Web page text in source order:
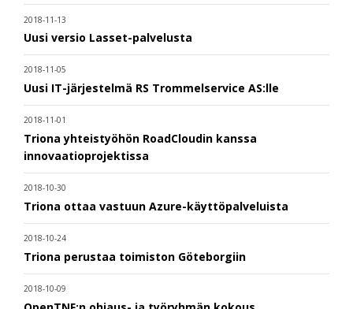
2018-11-13
Uusi versio Lasset-palvelusta
2018-11-05
Uusi IT-järjestelmä RS Trommelservice AS:lle
2018-11-01
Triona yhteistyöhön RoadCloudin kanssa
innovaatioprojektissa
2018-10-30
Triona ottaa vastuun Azure-käyttöpalveluista
2018-10-24
Triona perustaa toimiston Göteborgiin
2018-10-09